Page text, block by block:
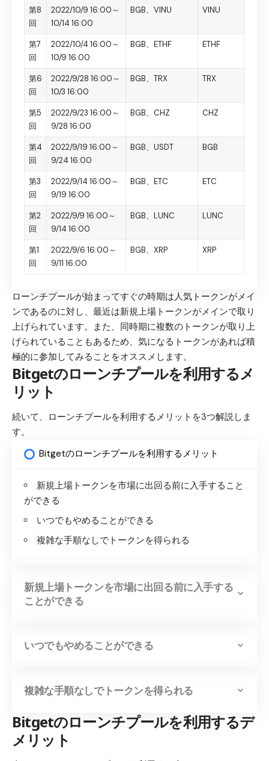
第8
回
2022/10/9 16:00～
10/14 16:00
BGB、VINU VINU
第7
回
2022/10/4 16:00～
10/9 16:00
BGB、ETHF ETHF
第6
回
2022/9/28 16:00～
10/3 16:00
BGB、TRX TRX
第5
回
2022/9/23 16:00～
9/28 16:00
BGB、CHZ CHZ
第4
回
2022/9/19 16:00～
9/24 16:00
BGB、USDT BGB
第3
回
2022/9/14 16:00～
9/19 16:00
BGB、ETC ETC
第2
回
2022/9/9 16:00～
9/14 16:00
BGB、LUNC LUNC
第1
回
2022/9/6 16:00～
9/11 16:00
BGB、XRP XRP
ローンチプールが始まってすぐの時期は人気トークンがメイ
ンであるのに対し、最近は新規上場トークンがメインで取り
上げられています。また、同時期に複数のトークンが取り上
げられていることもあるため、気になるトークンがあれば積
極的に参加してみることをオススメします。
Bitgetのローンチプールを利用するメ
リット
続いて、ローンチプールを利用するメリットを3つ解説しま
す。
Bitgetのローンチプールを利用するメリット
新規上場トークンを市場に出回る前に入手すること
ができる
いつでもやめることができる
複雑な手順なしでトークンを得られる
新規上場トークンを市場に出回る前に入手する
ことができる
いつでもやめることができる
複雑な手順なしでトークンを得られる
Bitgetのローンチプールを利用するデ
メリット